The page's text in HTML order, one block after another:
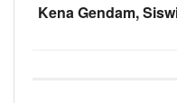
Kena Gendam,